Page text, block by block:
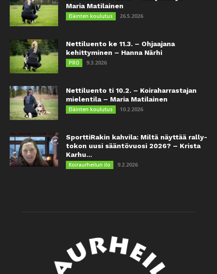
Maria Matilainen
Eläinten koulutus 26.5.2026
Nettiluento ke 11.3. – Ohjaajana
kehittyminen – Hanna Närhi
PRO 9.3.2026
Nettiluento ti 10.2. – Koiraharrastajan
mielentila – Maria Matilainen
Eläinten koulutus 10.2.2026
SporttiRakin kahvila: Miltä näyttää rally-
tokon uusi sääntövuosi 2026? – Krista
Karhu...
Koiraurheilun ilo 9.2.2026